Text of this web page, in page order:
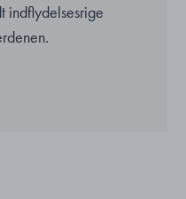
indflydelsesrige